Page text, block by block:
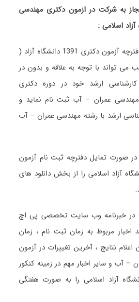
به شرکت در ازمون دکتری مهندسی
اسلامی :
بر اساس مندرجات دفترچه آزمون دکتری 1391 دانشگاه آزاد (
می تواند با توجه به علاقه و بدون در
ارشد خود در دوره دکتری
عمران – آب ثبت نام نماید و
ارشد با رشته مهندسی عمران – آب
در صورت تمایل دفترچه ثبت نام آزمون
آزاد اسلامی را از بخش دانلود های
در خبرنامه وب سایت تخصصی پی اچ
مربوط به زمان ثبت نام ، زمان
اعلام نتایج ، آخرین تغییرات در آزمون
– آب و سایر اخبار مهم در زمینه کنکور
آزاد اسلامی را به صورت هفتگی